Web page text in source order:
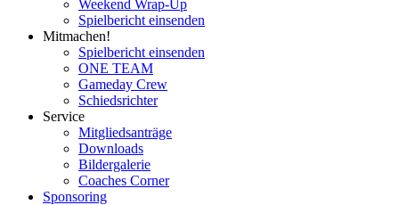
Weekend Wrap-Up
Spielbericht einsenden
Mitmachen!
Spielbericht einsenden
ONE TEAM
Gameday Crew
Schiedsrichter
Service
Mitgliedsanträge
Downloads
Bildergalerie
Coaches Corner
Sponsoring